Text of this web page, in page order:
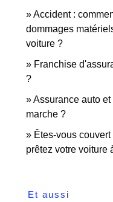
Accident :
dommages
voiture ?
Franchise
?
Assurance auto
marche ?
Êtes-vous
prêtez votre voiture
Et aussi